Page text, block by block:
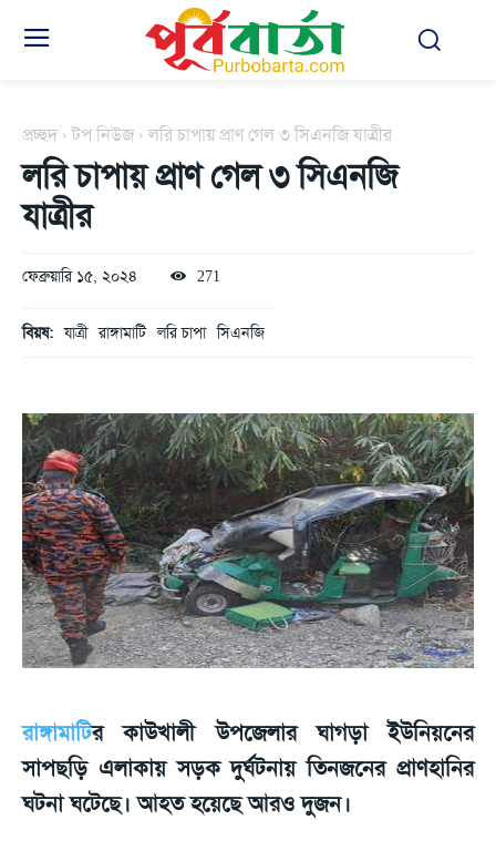
প্রচ্ছদ টপ নিউজ লরি চাপায় প্রাণ গেল ৩ সিএনজি যাত্রীর
লরি চাপায় প্রাণ গেল ৩ সিএনজি
যাত্রীর
ফেব্রুয়ারি ১৫, ২০২৪ 271
বিয়ষ: যাত্রী রাঙ্গামাটি লরি চাপা সিএনজি
রাঙ্গামাটির কাউখালী উপজেলার ঘাগড়া ইউনিয়নের
সাপছড়ি এলাকায় সড়ক দুর্ঘটনায় তিনজনের প্রাণহানির
ঘটনা ঘটেছে। আহত হয়েছে আরও দুজন।